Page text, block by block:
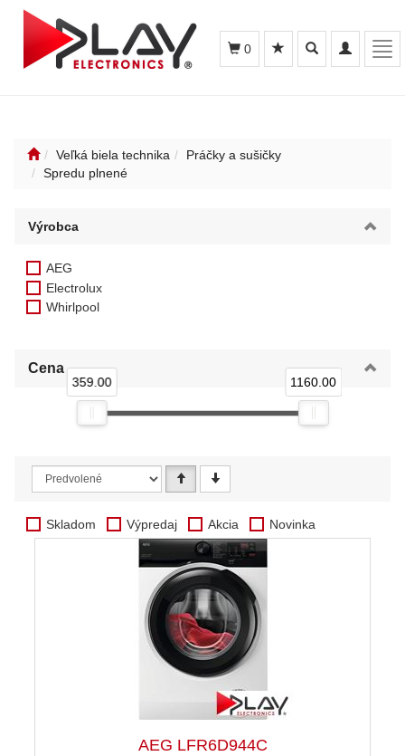
Toggle
navigation
Toggle
search
0
Veľká biela technika
Práčky a sušičky
Spredu plnené
Výrobca
AEG
Electrolux
Whirlpool
Cena
359.00 1160.00
Skladom Výpredaj Akcia Novinka
AEG LFR6D944C